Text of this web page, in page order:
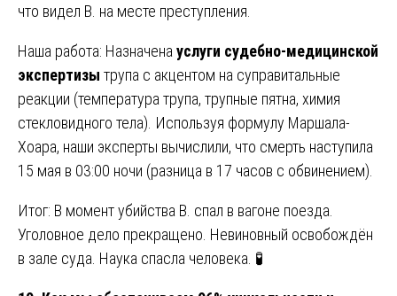
что видел В. на месте преступления.
Наша работа: Назначена услуги судебно-медицинской
экспертизы трупа с акцентом на суправитальные
реакции (температура трупа, трупные пятна, химия
стекловидного тела). Используя формулу Маршала-
Хоара, наши эксперты вычислили, что смерть наступила
15 мая в 03:00 ночи (разница в 17 часов с обвинением).
Итог: В момент убийства В. спал в вагоне поезда.
Уголовное дело прекращено. Невиновный освобождён
в зале суда. Наука спасла человека. 🧪